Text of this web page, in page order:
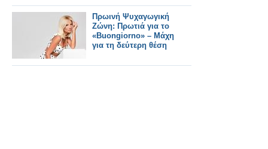
Πρωινή Ψυχαγωγική
Ζώνη: Πρωτιά για το
«Buongiorno» – Μάχη
για τη δεύτερη θέση